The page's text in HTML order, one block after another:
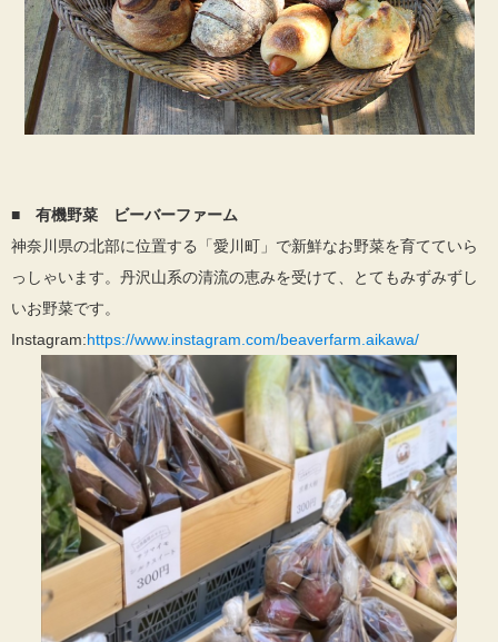
■ 有機野菜 ビーバーファーム
神奈川県の北部に位置する「愛川町」で新鮮なお野菜を育てていら
っしゃいます。丹沢山系の清流の恵みを受けて、とてもみずみずし
いお野菜です。
Instagram:https://www.instagram.com/beaverfarm.aikawa/